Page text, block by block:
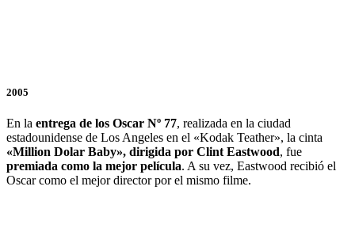
2005
En la entrega de los Oscar Nº 77, realizada en la ciudad
estadounidense de Los Angeles en el «Kodak Teather», la cinta
«Million Dolar Baby», dirigida por Clint Eastwood, fue
premiada como la mejor película. A su vez, Eastwood recibió el
Oscar como el mejor director por el mismo filme.